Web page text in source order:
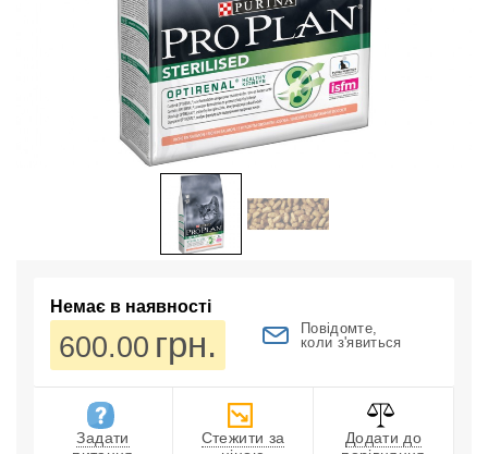
Немає в наявності
600.00 грн.
Повідомте,
коли з'явиться
Задати
Стежити за
Додати до